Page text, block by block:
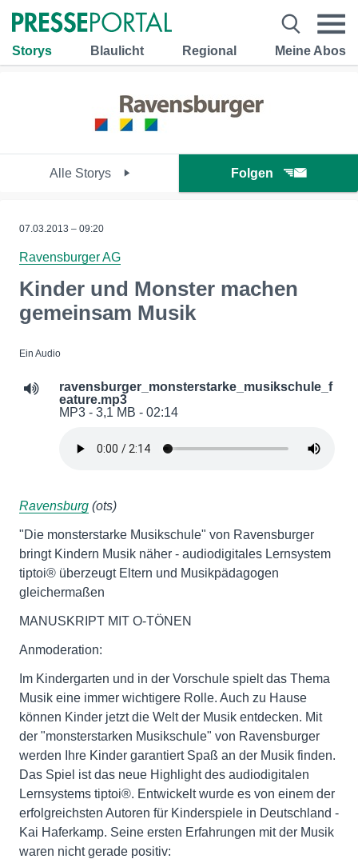
Storys Blaulicht Regional Meine Abos
Alle Storys Folgen
07.03.2013 – 09:20
Ravensburger AG
Kinder und Monster machen
gemeinsam Musik
Ein Audio
ravensburger_monsterstarke_musikschule_f
eature.mp3
MP3 - 3,1 MB - 02:14
Ravensburg (ots)
"Die monsterstarke Musikschule" von Ravensburger
bringt Kindern Musik näher - audiodigitales Lernsystem
tiptoi® überzeugt Eltern und Musikpädagogen
gleichermaßen
MANUSKRIPT MIT O-TÖNEN
Anmoderation:
Im Kindergarten und in der Vorschule spielt das Thema
Musik eine immer wichtigere Rolle. Auch zu Hause
können Kinder jetzt die Welt der Musik entdecken. Mit
der "monsterstarken Musikschule" von Ravensburger
werden Ihre Kinder garantiert Spaß an der Musik finden.
Das Spiel ist das neue Highlight des audiodigitalen
Lernsystems tiptoi®. Entwickelt wurde es von einem der
erfolgreichsten Autoren für Kinderspiele in Deutschland -
Kai Haferkamp. Seine ersten Erfahrungen mit der Musik
waren nicht gerade positiv: